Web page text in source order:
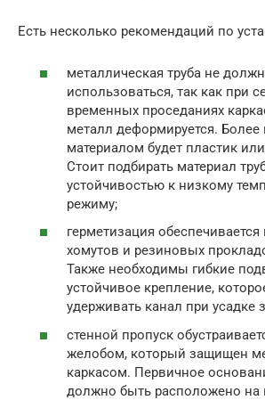
Есть несколько рекомендаций по
металлическая труба не
использоваться, так как при
временных проседаниях
металл деформируется.
материалом будет пластик
Стоит подбирать материал
устойчивостью к низкому
режиму;
герметизация
хомутов и резиновых
Также необходимы гибкие
устойчивое крепление,
удерживать канал при усадке
стенной пропуск
желобом, который защищен
каркасом. Первичное
должно быть расположено на